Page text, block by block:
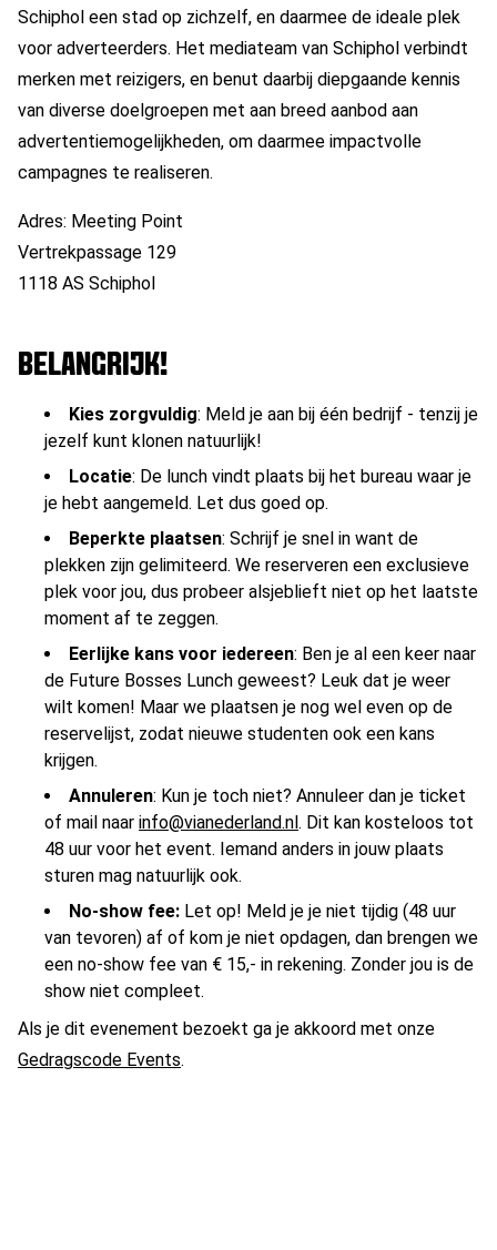
Schiphol een stad op zichzelf, en daarmee de ideale plek
voor adverteerders. Het mediateam van Schiphol verbindt
merken met reizigers, en benut daarbij diepgaande kennis
van diverse doelgroepen met aan breed aanbod aan
advertentiemogelijkheden, om daarmee impactvolle
campagnes te realiseren.
Adres: Meeting Point
Vertrekpassage 129
1118 AS Schiphol
BELANGRIJK!
Kies zorgvuldig: Meld je aan bij één bedrijf - tenzij je
jezelf kunt klonen natuurlijk!
Locatie: De lunch vindt plaats bij het bureau waar je
je hebt aangemeld. Let dus goed op.
Beperkte plaatsen: Schrijf je snel in want de
plekken zijn gelimiteerd. We reserveren een exclusieve
plek voor jou, dus probeer alsjeblieft niet op het laatste
moment af te zeggen.
Eerlijke kans voor iedereen: Ben je al een keer naar
de Future Bosses Lunch geweest? Leuk dat je weer
wilt komen! Maar we plaatsen je nog wel even op de
reservelijst, zodat nieuwe studenten ook een kans
krijgen.
Annuleren: Kun je toch niet? Annuleer dan je ticket
of mail naar info@vianederland.nl. Dit kan kosteloos tot
48 uur voor het event. Iemand anders in jouw plaats
sturen mag natuurlijk ook.
No-show fee: Let op! Meld je je niet tijdig (48 uur
van tevoren) af of kom je niet opdagen, dan brengen we
een no-show fee van € 15,- in rekening. Zonder jou is de
show niet compleet.
Als je dit evenement bezoekt ga je akkoord met onze
Gedragscode Events.